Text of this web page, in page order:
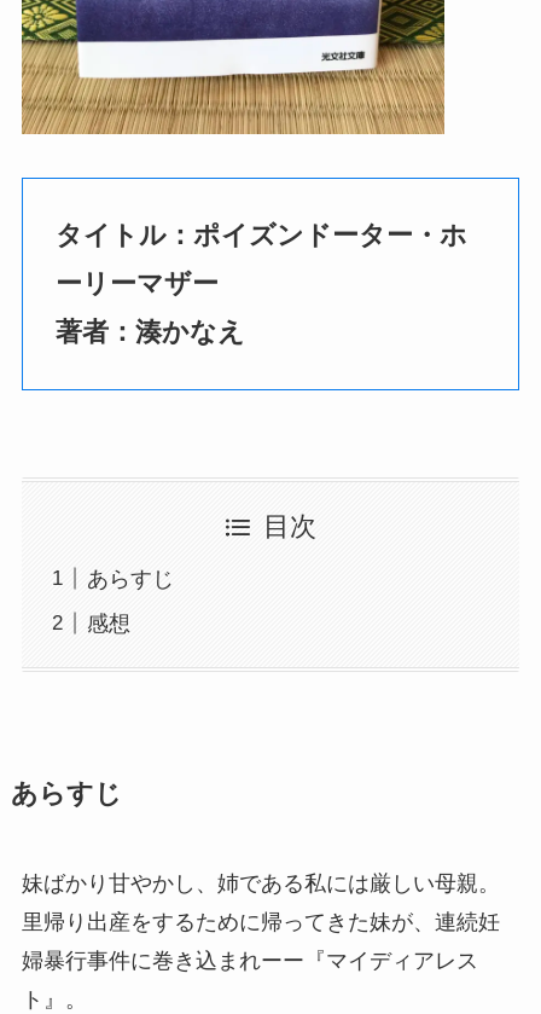
タイトル：ポイズンドーター・ホ
ーリーマザー
著者：湊かなえ
目次
あらすじ
感想
あらすじ
妹ばかり甘やかし、姉である私には厳しい母親。
里帰り出産をするために帰ってきた妹が、連続妊
婦暴行事件に巻き込まれーー『マイディアレス
ト』。